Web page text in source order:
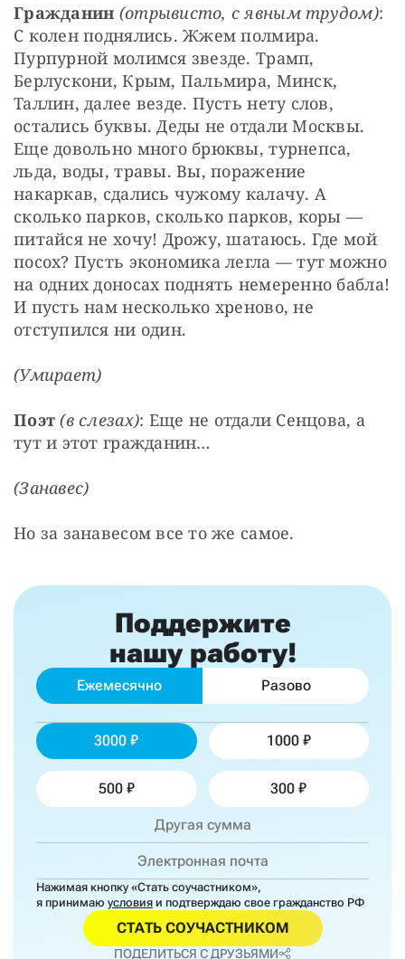
Гражданин (отрывисто, с явным трудом):
С колен поднялись. Жжем полмира.
Пурпурной молимся звезде. Трамп,
Берлускони, Крым, Пальмира, Минск,
Таллин, далее везде. Пусть нету слов,
остались буквы. Деды не отдали Москвы.
Еще довольно много брюквы, турнепса,
льда, воды, травы. Вы, поражение
накаркав, сдались чужому калачу. А
сколько парков, сколько парков, коры —
питайся не хочу! Дрожу, шатаюсь. Где мой
посох? Пусть экономика легла — тут можно
на одних доносах поднять немеренно бабла!
И пусть нам несколько хреново, не
отступился ни один.
(Умирает)
Поэт (в слезах): Еще не отдали Сенцова, а
тут и этот гражданин…
(Занавес)
Но за занавесом все то же самое.
Поддержите
нашу работу!
Ежемесячно Разово
3000 1000
500 300
Нажимая кнопку «Стать соучастником»,
я принимаю условия и подтверждаю свое гражданство РФ
СТАТЬ СОУЧАСТНИКОМ
ПОДЕЛИТЬСЯ С ДРУЗЬЯМИ